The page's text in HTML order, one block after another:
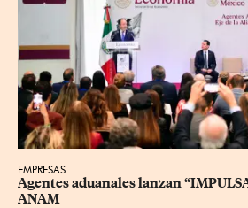
EMPRESAS
Agentes aduanales lanzan
ANAM